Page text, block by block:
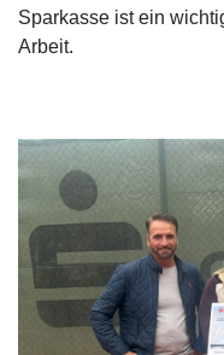
Sparkasse ist ein
Arbeit.